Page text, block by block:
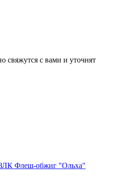
свяжутся с вами и уточнят